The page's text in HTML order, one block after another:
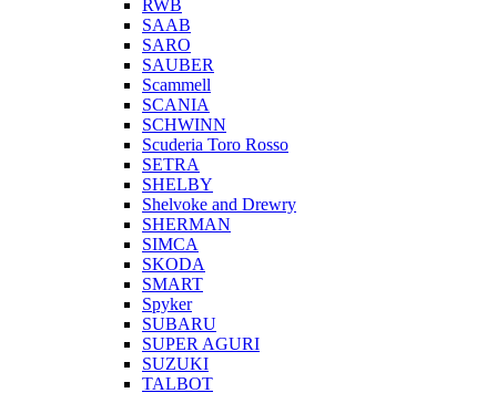
RWB
SAAB
SARO
SAUBER
Scammell
SCANIA
SCHWINN
Scuderia Toro Rosso
SETRA
SHELBY
Shelvoke and Drewry
SHERMAN
SIMCA
SKODA
SMART
Spyker
SUBARU
SUPER AGURI
SUZUKI
TALBOT